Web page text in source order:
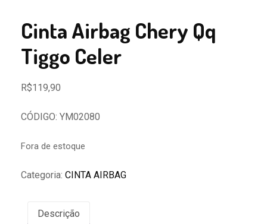
Cinta Airbag Chery Qq
Tiggo Celer
R$119,90
CÓDIGO: YM02080
Fora de estoque
Categoria: CINTA AIRBAG
Descrição